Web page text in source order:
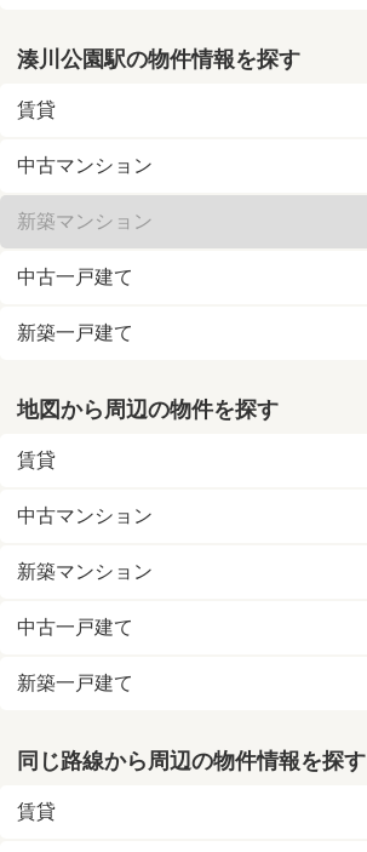
湊川公園駅の物件情報を探す
賃貸
中古マンション
新築マンション
中古一戸建て
新築一戸建て
地図から周辺の物件を探す
賃貸
中古マンション
新築マンション
中古一戸建て
新築一戸建て
同じ路線から周辺の物件情報を探す
賃貸